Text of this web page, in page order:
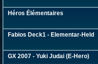
Héros Élémentaires
Fabios Deck1 - Elementar-Held
GX 2007 - Yuki Judai (E-Hero)